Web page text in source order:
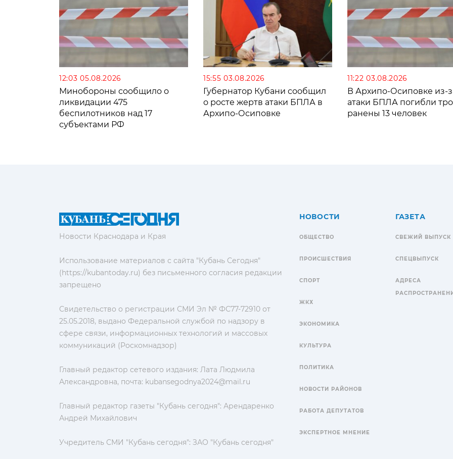
12:03 05.08.2026
Минобороны сообщило о
ликвидации 475
беспилотников над 17
субъектами РФ
15:55 03.08.2026
Губернатор Кубани сообщил
о росте жертв атаки БПЛА в
Архипо-Осиповке
11:22 03.08.2026
В Архипо-Осиповке из-
атаки БПЛА погибли
ранены 13 человек
Новости Краснодара и Края
Использование материалов с сайта "Кубань Сегодня"
(https://kubantoday.ru) без письменного согласия редакции
запрещено
Свидетельство о регистрации СМИ Эл № ФС77-72910 от
25.05.2018, выдано Федеральной службой по надзору в
сфере связи, информационных технологий и массовых
коммуникаций (Роскомнадзор)
Главный редактор сетевого издания: Лата Людмила
Александровна, почта: kubansegodnya2024@mail.ru
Главный редактор газеты "Кубань сегодня": Арендаренко
Андрей Михайлович
Учредитель СМИ "Кубань сегодня": ЗАО "Кубань сегодня"
НОВОСТИ
ОБЩЕСТВО
ПРОИСШЕСТВИЯ
СПОРТ
ЖКХ
ЭКОНОМИКА
КУЛЬТУРА
ПОЛИТИКА
НОВОСТИ РАЙОНОВ
РАБОТА ДЕПУТАТОВ
ЭКСПЕРТНОЕ МНЕНИЕ
ГАЗЕТА
СВЕЖИЙ ВЫПУСК
СПЕЦВЫПУСК
АДРЕСА